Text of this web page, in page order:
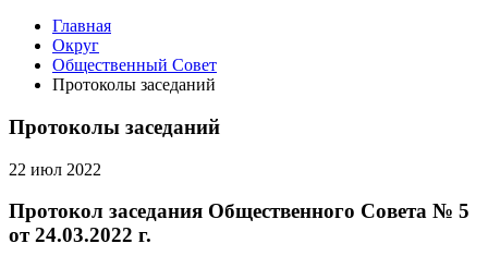
Главная
Округ
Общественный Совет
Протоколы заседаний
Протоколы заседаний
22 июл 2022
Протокол заседания Общественного Совета № 5
от 24.03.2022 г.